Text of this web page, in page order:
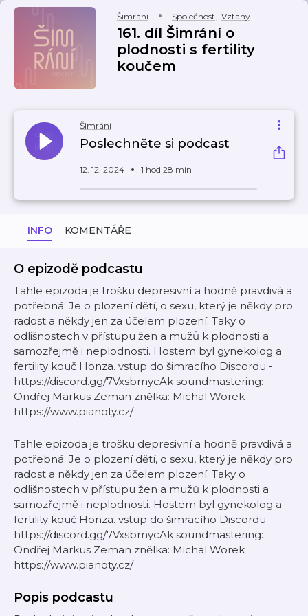
Šimrání Společnost, Vztahy
161. díl Šimrání o
plodnosti s fertility
koučem
Šimrání
Poslechněte si podcast
12. 12. 2024 1 hod 28 min
INFO KOMENTÁŘE
O epizodě podcastu
Tahle epizoda je trošku depresivní a hodně pravdivá a
potřebná. Je o plození dětí, o sexu, který je někdy pro
radost a někdy jen za účelem plození. Taky o
odlišnostech v přístupu žen a mužů k plodnosti a
samozřejmě i neplodnosti. Hostem byl gynekolog a
fertility kouč Honza. vstup do šimracího Discordu -
⁠⁠⁠⁠⁠⁠⁠⁠⁠⁠⁠⁠⁠⁠⁠⁠⁠⁠⁠⁠⁠⁠⁠⁠https://discord.gg/7VxsbmycAk⁠⁠⁠⁠⁠⁠⁠⁠⁠⁠⁠⁠⁠⁠⁠⁠⁠⁠⁠⁠⁠⁠ soundmastering:
Ondřej Markus Zeman znělka: Michal Worek
https://www.pianoty.cz/
Tahle epizoda je trošku depresivní a hodně pravdivá a
potřebná. Je o plození dětí, o sexu, který je někdy pro
radost a někdy jen za účelem plození. Taky o
odlišnostech v přístupu žen a mužů k plodnosti a
samozřejmě i neplodnosti. Hostem byl gynekolog a
fertility kouč Honza. vstup do šimracího Discordu -
⁠⁠⁠⁠⁠⁠⁠⁠⁠⁠⁠⁠⁠⁠⁠⁠⁠⁠⁠⁠⁠⁠⁠⁠https://discord.gg/7VxsbmycAk⁠⁠⁠⁠⁠⁠⁠⁠⁠⁠⁠⁠⁠⁠⁠⁠⁠⁠⁠⁠⁠⁠ soundmastering:
Ondřej Markus Zeman znělka: Michal Worek
https://www.pianoty.cz/
Popis podcastu